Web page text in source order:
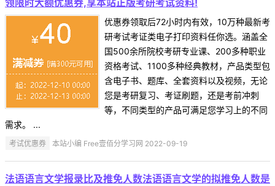
优惠券领取后72小时内有效，10万种最新考
研考试考证类电子打印资料任你选。涵盖全
国500余所院校考研专业课、200多种职业
资格考试、1100多种经典教材，产品类型包
含电子书、题库、全套资料以及视频，无论
您是考研复习、考证刷题，还是考前冲刺
等，不同类型的产品可满足您学习上的不同
需求。 ...
考试优惠券 本站小编 Free壹佰分学习网 2022-09-19
法语语言文学报录比及推免人数法语语言文学的拟推免人数是